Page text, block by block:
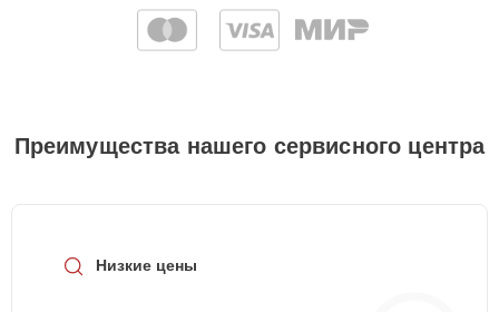
Преимущества нашего сервисного центра
Низкие цены